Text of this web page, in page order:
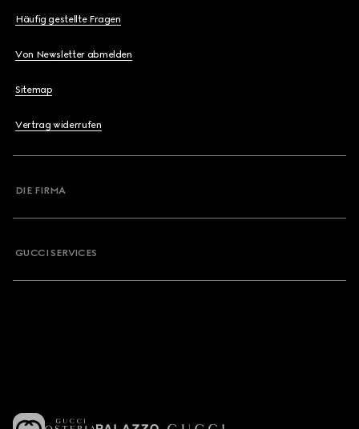
Häufig gestellte Fragen
Von Newsletter abmelden
Sitemap
Vertrag widerrufen
DIE FIRMA
GUCCI SERVICES